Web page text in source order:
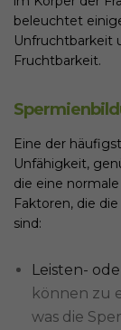
beleuchtet
Unfruchtbarkeit
Fruchtbarkeit.
Eine der
Unfähigkeit,
die eine
Faktoren, die
sind:
Leisten-
können zu
was die